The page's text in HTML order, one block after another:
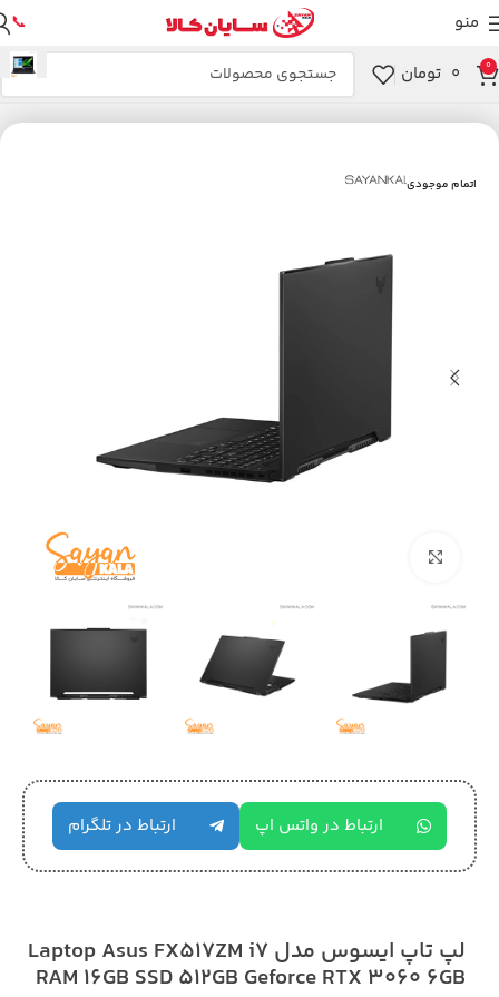
منو 📞
0 ۰ تومان
خانه لپ تاپ
اتمام موجودی
ارتباط در واتس اپ ارتباط در تلگرام
لپ تاپ ایسوس مدل Laptop Asus FX517ZM i7
RAM 16GB SSD 512GB Geforce RTX 3060 6GB